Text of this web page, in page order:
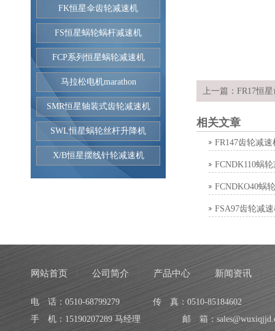
FK恒星伞齿轮减速机
FS恒星蜗轮蜗杆减速机
FCP系列恒星蜗轮减速机
马拉松电机marathon
SMR恒星轴装式齿轮减速机
SWL恒星蜗轮丝杆升降机
X/B恒星摆线针轮减速机
上一篇： FR17恒
相关文章
FR147齿轮减速
FCNDK110蜗
FCNDKO40蜗
FSA97齿轮减
网站首页 公司简介 产品中心 新闻资讯
电 话：0510-68799279
传 真：0510-85184602
手 机：15190207289 马经理
邮 箱：